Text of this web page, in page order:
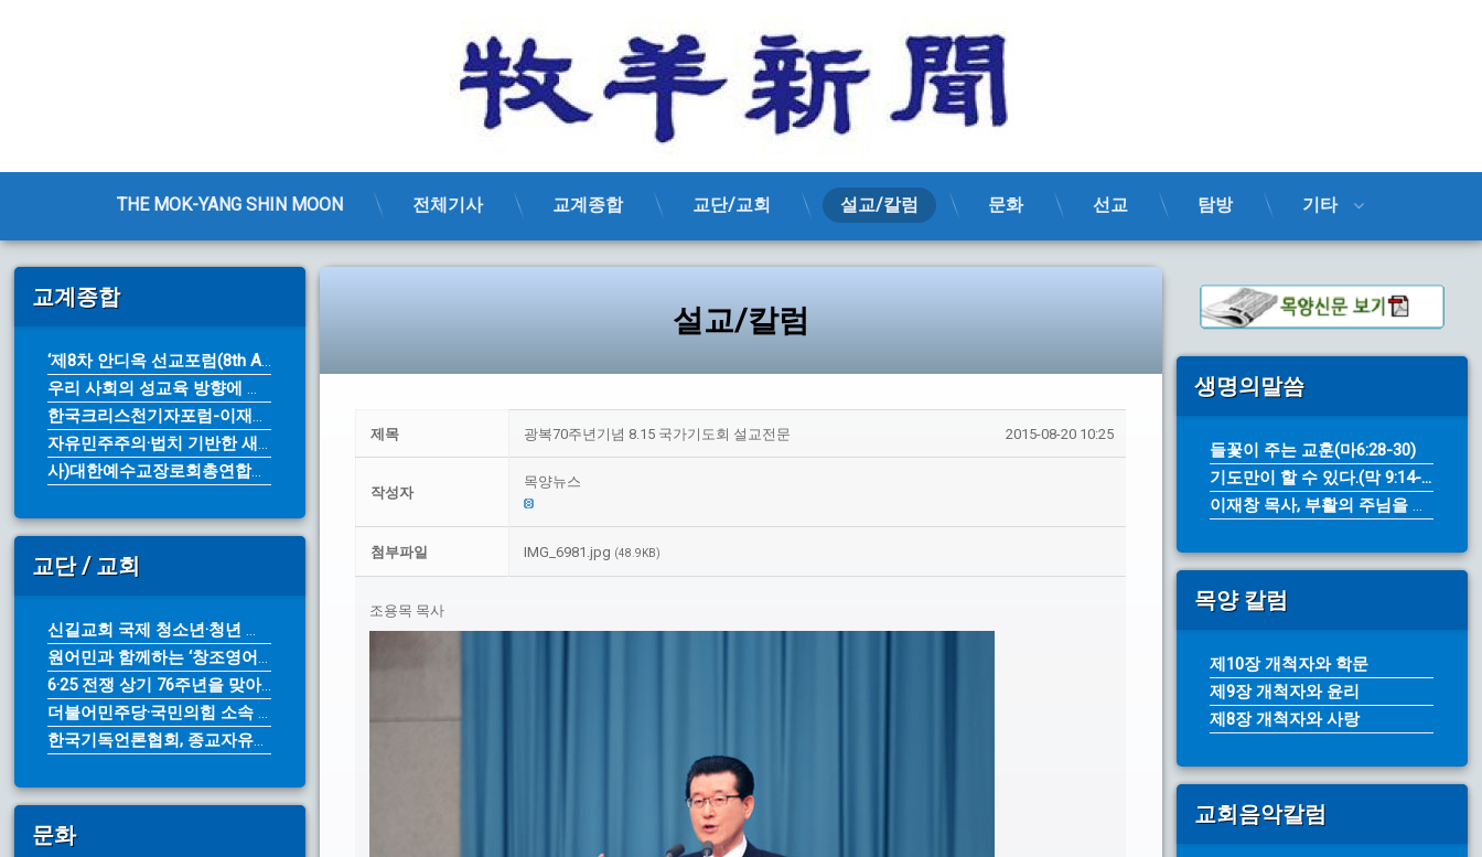
콘
텐
THE MOK-YANG SHIN MOON 전체기사 교계종합 교단/교회 설교/칼럼 문화 선교 탐방 기타
설교/칼럼
제목 광복70주년기념 8.15 국가기도회 설교전문 2015-08-20 10:25
작성자
목양뉴스
첨부파일 IMG_6981.jpg (48.9KB)
조용목 목사
교계종합
‘제8차 안디옥 선교포럼(8th An...
우리 사회의 성교육 방향에 대한 근본...
한국크리스천기자포럼-이재명 대통령의 ...
자유민주주의·법치 기반한 새로운 10...
사)대한예수교장로회총연합회 제76주년...
교단 / 교회
신길교회 국제 청소년·청년 성령 컨퍼...
원어민과 함께하는 ‘창조영어캠프’ 7...
6·25 전쟁 상기 76주년을 맞아 ...
더불어민주당·국민의힘 소속 광역단체장...
한국기독언론협회, 종교자유정책연구원에...
문화
생명의말씀
들꽃이 주는 교훈(마6:28-30)
기도만이 할 수 있다.(막 9:14-...
이재창 목사, 부활의 주님을 전하라(...
목양 칼럼
제10장 개척자와 학문
제9장 개척자와 윤리
제8장 개척자와 사랑
교회음악칼럼